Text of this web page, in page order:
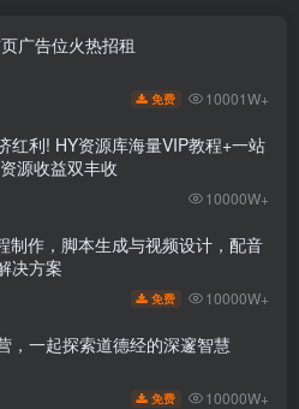
广告位火热招租
免费 10001W+
红利! HY资源库海量VIP教程+一站
源收益双丰收
10000W+
制作，脚本生成与视频设计，配音
决方案
免费 10000W+
，一起探索道德经的深邃智慧
免费 10000W+